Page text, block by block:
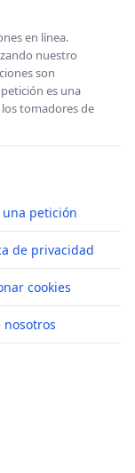
en línea.
nuestro
son
es una
tomadores de
una petición
de privacidad
cookies
nosotros